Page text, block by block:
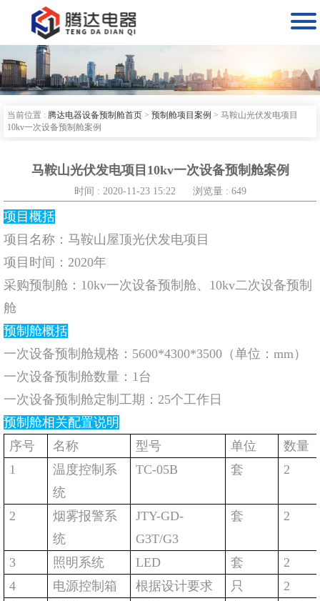

当前位置 : 腾达电器设备预制舱首页 > 预制舱项目案例 > 马鞍山光伏发电项目
10kv一次设备预制舱案例
马鞍山光伏发电项目10kv一次设备预制舱案例
时间 : 2020-11-23 15:22 浏览量 : 649
项目概括
项目名称：马鞍山屋顶光伏发电项目
项目时间：2020年
采购预制舱：10kv一次设备预制舱、10kv二次设备预制
舱
预制舱概括
一次设备预制舱规格：5600*4300*3500（单位：mm）
一次设备预制舱数量：1台
一次设备预制舱定制工期：25个工作日
预制舱相关配置说明
序号
名称 型号 单位
数量
1
温度控制系
统
TC-05B 套 2
2
烟雾报警系
统
JTY-GD-
G3T/G3
套 2
3 照明系统 LED 套
2
4
电源控制箱 根据设计要求 只
2